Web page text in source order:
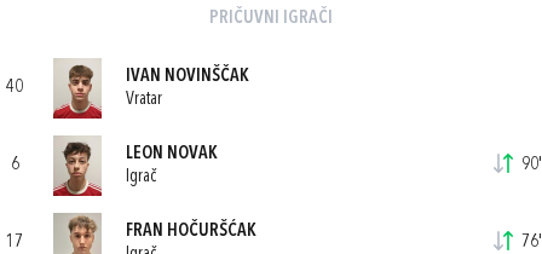
PRIČUVNI IGRAČI
40
IVAN NOVINŠČAK
Vratar
6
LEON NOVAK
Igrač
90'
17
FRAN HOČURŠĆAK
76'